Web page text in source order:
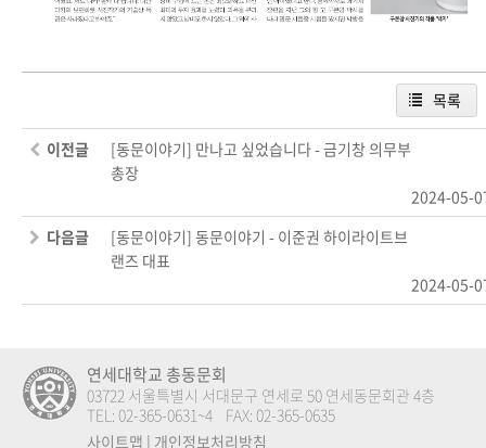
목록
이전글
[동문이야기] 만나고 싶었습니다 - 금기창 의무부
총장
2024-05-
다음글
[동문이야기] 동문이야기 - 이준권 하이라이트브
랜즈 대표
2024-05-
연세대학교 총동문회
03722 서울특별시 서대문구 연세로 50 연세동문회관 4층
TEL: 02-365-0631~4 FAX: 02-365-0635
사이트맵 | 개인정보처리방침